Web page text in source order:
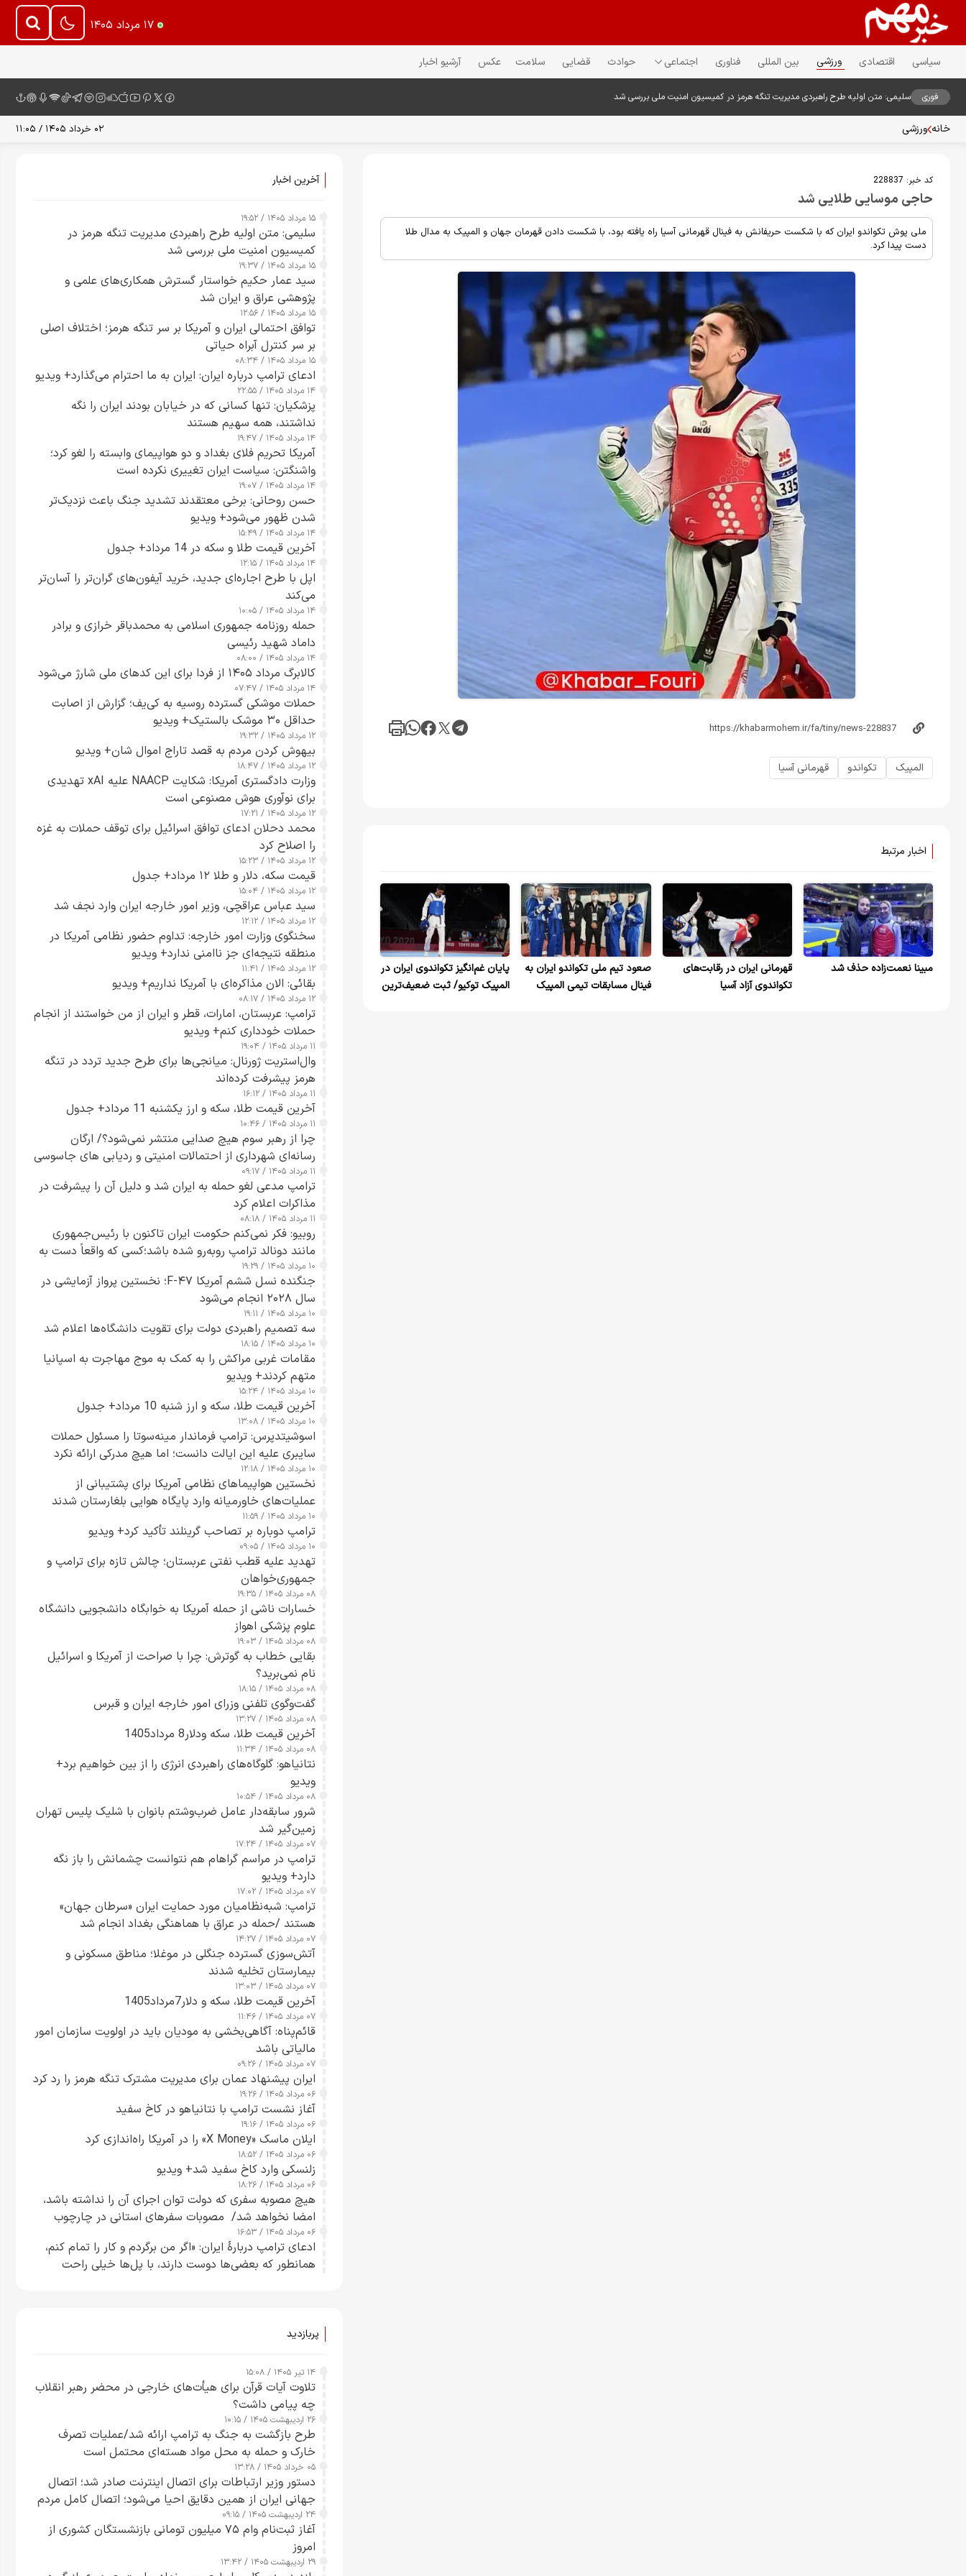
۱۷ مرداد ۱۴۰۵
سیاسی اقتصادی ورزشی بین المللی فناوری اجتماعی حوادث قضایی سلامت عکس آرشیو اخبار
فوری سلیمی: متن اولیه طرح راهبردی مدیریت تنگه هرمز در کمیسیون امنیت ملی بررسی شد
خانه ورزشی ۰۲ خرداد ۱۴۰۵ / ۱۱:۰۵
کد خبر: 228837
حاجی موسایی طلایی شد
ملی پوش تکواندو ایران که با شکست حریفانش به فینال قهرمانی آسیا راه یافته بود، با شکست دادن قهرمان جهان و المپیک به مدال طلا
دست پیدا کرد.
المپیک تکواندو قهرمانی آسیا
اخبار مرتبط
مبینا نعمت‌زاده حذف شد
قهرمانی ایران در رقابت‌های
تکواندوی آزاد آسیا
صعود تیم ملی تکواندو ایران به
فینال مسابقات تیمی المپیک
پایان غم‌انگیز تکواندوی ایران در
المپیک توکیو/ ثبت ضعیف‌ترین
آخرین اخبار
۱۵ مرداد ۱۴۰۵ / ۱۹:۵۲
سلیمی: متن اولیه طرح راهبردی مدیریت تنگه هرمز در
کمیسیون امنیت ملی بررسی شد
۱۵ مرداد ۱۴۰۵ / ۱۹:۳۷
سید عمار حکیم خواستار گسترش همکاری‌های علمی و
پژوهشی عراق و ایران شد
۱۵ مرداد ۱۴۰۵ / ۱۲:۵۶
توافق احتمالی ایران و آمریکا بر سر تنگه هرمز؛ اختلاف اصلی
بر سر کنترل آبراه حیاتی
۱۵ مرداد ۱۴۰۵ / ۰۸:۳۴
ادعای ترامپ درباره ایران: ایران به ما احترام می‌گذارد+ ویدیو
۱۴ مرداد ۱۴۰۵ / ۲۲:۵۵
پزشکیان: تنها کسانی که در خیابان بودند ایران را نگه
نداشتند، همه سهیم هستند
۱۴ مرداد ۱۴۰۵ / ۱۹:۴۷
آمریکا تحریم فلای بغداد و دو هواپیمای وابسته را لغو کرد؛
واشنگتن: سیاست ایران تغییری نکرده است
۱۴ مرداد ۱۴۰۵ / ۱۹:۰۷
حسن روحانی: برخی معتقدند تشدید جنگ باعث نزدیک‌تر
شدن ظهور می‌شود+ ویدیو
۱۴ مرداد ۱۴۰۵ / ۱۵:۴۹
آخرین قیمت طلا و سکه در 14 مرداد+ جدول
۱۴ مرداد ۱۴۰۵ / ۱۲:۱۵
اپل با طرح اجاره‌ای جدید، خرید آیفون‌های گران‌تر را آسان‌تر
می‌کند
۱۴ مرداد ۱۴۰۵ / ۱۰:۰۵
حمله روزنامه جمهوری اسلامی به محمدباقر خرازی و برادر
داماد شهید رئیسی
۱۴ مرداد ۱۴۰۵ / ۰۸:۰۰
کالابرگ مرداد ۱۴۰۵ از فردا برای این کدهای ملی شارژ می‌شود
۱۴ مرداد ۱۴۰۵ / ۰۷:۴۷
حملات موشکی گسترده روسیه به کی‌یف؛ گزارش از اصابت
حداقل ۳۰ موشک بالستیک+ ویدیو
۱۲ مرداد ۱۴۰۵ / ۱۹:۳۲
بیهوش کردن مردم به قصد تاراج اموال شان+ ویدیو
۱۲ مرداد ۱۴۰۵ / ۱۸:۴۷
وزارت دادگستری آمریکا: شکایت NAACP علیه xAI تهدیدی
برای نوآوری هوش مصنوعی است
۱۲ مرداد ۱۴۰۵ / ۱۷:۲۱
محمد دحلان ادعای توافق اسرائیل برای توقف حملات به غزه
را اصلاح کرد
۱۲ مرداد ۱۴۰۵ / ۱۵:۲۳
قیمت سکه، دلار و طلا ۱۲ مرداد+ جدول
۱۲ مرداد ۱۴۰۵ / ۱۵:۰۴
سید عباس عراقچی، وزیر امور خارجه ایران وارد نجف شد
۱۲ مرداد ۱۴۰۵ / ۱۲:۱۲
سخنگوی وزارت امور خارجه: تداوم حضور نظامی آمریکا در
منطقه نتیجه‌ای جز ناامنی ندارد+ ویدیو
۱۲ مرداد ۱۴۰۵ / ۱۱:۴۱
بقائی: الان مذاکره‌ای با آمریکا نداریم+ ویدیو
۱۲ مرداد ۱۴۰۵ / ۰۸:۱۷
ترامپ: عربستان، امارات، قطر و ایران از من خواستند از انجام
حملات خودداری کنم+ ویدیو
۱۱ مرداد ۱۴۰۵ / ۱۹:۰۴
وال‌استریت ژورنال: میانجی‌ها برای طرح جدید تردد در تنگه
هرمز پیشرفت کرده‌اند
۱۱ مرداد ۱۴۰۵ / ۱۶:۱۲
آخرین قیمت طلا، سکه و ارز یکشنبه 11 مرداد+ جدول
۱۱ مرداد ۱۴۰۵ / ۱۰:۴۶
چرا از رهبر سوم هیچ صدایی منتشر نمی‌شود؟/ ارگان
رسانه‌ای شهرداری از احتمالات امنیتی و ردیابی های جاسوسی
گفت
۱۱ مرداد ۱۴۰۵ / ۰۹:۱۷
ترامپ مدعی لغو حمله به ایران شد و دلیل آن را پیشرفت در
مذاکرات اعلام کرد
۱۱ مرداد ۱۴۰۵ / ۰۸:۱۸
روبیو: فکر نمی‌کنم حکومت ایران تاکنون با رئیس‌جمهوری
مانند دونالد ترامپ روبه‌رو شده باشد؛کسی که واقعاً دست به
اقدام می‌زند
۱۰ مرداد ۱۴۰۵ / ۱۹:۲۹
جنگنده نسل ششم آمریکا F-۴۷؛ نخستین پرواز آزمایشی در
سال ۲۰۲۸ انجام می‌شود
۱۰ مرداد ۱۴۰۵ / ۱۹:۱۱
سه تصمیم راهبردی دولت برای تقویت دانشگاه‌ها اعلام شد
۱۰ مرداد ۱۴۰۵ / ۱۸:۱۵
مقامات غربی مراکش را به کمک به موج مهاجرت به اسپانیا
متهم کردند+ ویدیو
۱۰ مرداد ۱۴۰۵ / ۱۵:۲۴
آخرین قیمت طلا، سکه و ارز شنبه 10 مرداد+ جدول
۱۰ مرداد ۱۴۰۵ / ۱۳:۰۸
اسوشیتدپرس: ترامپ فرماندار مینه‌سوتا را مسئول حملات
سایبری علیه این ایالت دانست؛ اما هیچ مدرکی ارائه نکرد
۱۰ مرداد ۱۴۰۵ / ۱۲:۱۸
نخستین هواپیماهای نظامی آمریکا برای پشتیبانی از
عملیات‌های خاورمیانه وارد پایگاه هوایی بلغارستان شدند
۱۰ مرداد ۱۴۰۵ / ۱۱:۵۹
ترامپ دوباره بر تصاحب گرینلند تأکید کرد+ ویدیو
۱۰ مرداد ۱۴۰۵ / ۰۹:۰۵
تهدید علیه قطب نفتی عربستان؛ چالش تازه برای ترامپ و
جمهوری‌خواهان
۰۸ مرداد ۱۴۰۵ / ۱۹:۳۵
خسارات ناشی از حمله آمریکا به خوابگاه دانشجویی دانشگاه
علوم پزشکی اهواز
۰۸ مرداد ۱۴۰۵ / ۱۹:۰۳
بقایی خطاب به گوترش: چرا با صراحت از آمریکا و اسرائیل
نام نمی‌برید؟
۰۸ مرداد ۱۴۰۵ / ۱۸:۱۵
گفت‌وگوی تلفنی وزرای امور خارجه ایران و قبرس
۰۸ مرداد ۱۴۰۵ / ۱۳:۲۷
آخرین قیمت طلا، سکه ودلار8 مرداد1405
۰۸ مرداد ۱۴۰۵ / ۱۱:۳۴
نتانیاهو: گلوگاه‌های راهبردی انرژی را از بین خواهیم برد+
ویدیو
۰۸ مرداد ۱۴۰۵ / ۱۰:۵۴
شرور سابقه‌دار عامل ضرب‌وشتم بانوان با شلیک پلیس تهران
زمین‌گیر شد
۰۷ مرداد ۱۴۰۵ / ۱۷:۲۴
ترامپ در مراسم گراهام هم نتوانست چشمانش را باز نگه
دارد+ ویدیو
۰۷ مرداد ۱۴۰۵ / ۱۷:۰۲
ترامپ: شبه‌نظامیان مورد حمایت ایران «سرطان جهان»
هستند /حمله در عراق با هماهنگی بغداد انجام شد
۰۷ مرداد ۱۴۰۵ / ۱۴:۲۷
آتش‌سوزی گسترده جنگلی در موغلا؛ مناطق مسکونی و
بیمارستان تخلیه شدند
۰۷ مرداد ۱۴۰۵ / ۱۳:۰۳
آخرین قیمت طلا، سکه و دلار7مرداد1405
۰۷ مرداد ۱۴۰۵ / ۱۱:۴۶
قائم‌پناه: آگاهی‌بخشی به مودیان باید در اولویت سازمان امور
مالیاتی باشد
۰۷ مرداد ۱۴۰۵ / ۰۹:۲۶
ایران پیشنهاد عمان برای مدیریت مشترک تنگه هرمز را رد کرد
۰۶ مرداد ۱۴۰۵ / ۱۹:۲۶
آغاز نشست ترامپ با نتانیاهو در کاخ سفید
۰۶ مرداد ۱۴۰۵ / ۱۹:۱۶
ایلان ماسک «X Money» را در آمریکا راه‌اندازی کرد
۰۶ مرداد ۱۴۰۵ / ۱۸:۵۲
زلنسکی وارد کاخ سفید شد+ ویدیو
۰۶ مرداد ۱۴۰۵ / ۱۸:۲۶
هیچ مصوبه سفری که دولت توان اجرای آن را نداشته باشد،
امضا نخواهد شد/ مصوبات سفرهای استانی در چارچوب
قانون بودجه است+ عکس
۰۶ مرداد ۱۴۰۵ / ۱۶:۵۳
ادعای ترامپ دربارهٔ ایران: «اگر من برگردم و کار را تمام کنم،
همانطور که بعضی‌ها دوست دارند، با پل‌ها خیلی راحت
پربازدید
۱۴ تیر ۱۴۰۵ / ۱۵:۰۸
تلاوت آیات قرآن برای هیأت‌های خارجی در محضر رهبر انقلاب
چه پیامی داشت؟
۲۶ اردیبهشت ۱۴۰۵ / ۱۰:۱۵
طرح‌ بازگشت به جنگ به ترامپ ارائه شد/عملیات تصرف
خارک و حمله به محل مواد هسته‌ای محتمل است
۰۵ خرداد ۱۴۰۵ / ۱۳:۲۸
دستور وزیر ارتباطات برای اتصال اینترنت صادر شد؛ اتصال
جهانی ایران از همین دقایق احیا می‌شود؛ اتصال کامل مردم
تا ۲۴ ساعت آینده
۲۴ اردیبهشت ۱۴۰۵ / ۰۹:۱۵
آغاز ثبت‌نام وام ۷۵ میلیون تومانی بازنشستگان کشوری از
امروز
۲۹ اردیبهشت ۱۴۰۵ / ۱۳:۴۲